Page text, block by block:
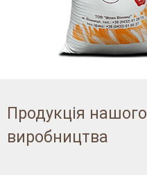
Продукція нашого
виробництва